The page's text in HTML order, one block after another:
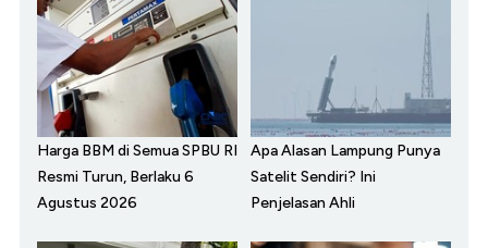
Harga BBM di Semua SPBU RI
Resmi Turun, Berlaku 6
Agustus 2026
Apa Alasan Lampung Punya
Satelit Sendiri? Ini
Penjelasan Ahli